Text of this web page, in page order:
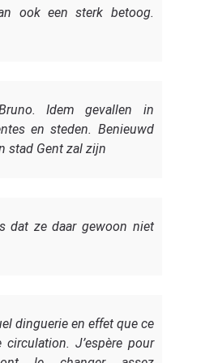
ook een sterk betoog.
Idem gevallen in
en steden. Benieuwd
stad Gent zal zijn
dat ze daar gewoon niet
dinguerie en effet que ce
J’espère pour